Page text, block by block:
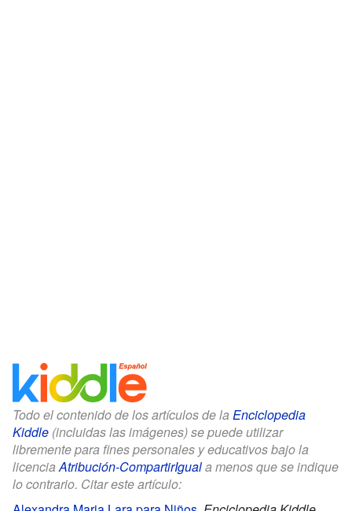
Todo el contenido de los artículos de la Enciclopedia
Kiddle (incluidas las imágenes) se puede utilizar
libremente para fines personales y educativos bajo la
licenciaAtribución-CompartirIguala menos que se indique
lo contrario. Citar este artículo: